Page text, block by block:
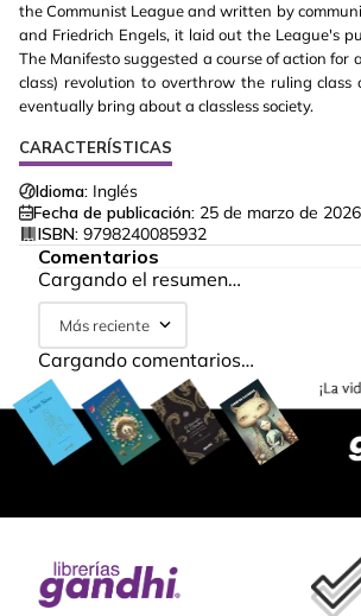
the Communist League and written by
and Friedrich Engels, it laid out the League's
The Manifesto suggested a course of action for
class) revolution to overthrow the ruling class
eventually bring about a classless society.
CARACTERÍSTICAS
Idioma: Inglés
Fecha de publicación: 25 de marzo de 2026
ISBN: 9798240085932
Comentarios
Cargando el resumen…
Más reciente
Cargando comentarios…